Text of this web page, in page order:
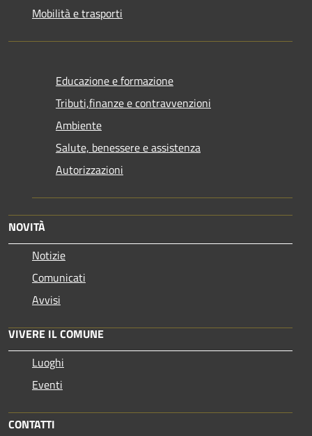
Mobilità e trasporti
Educazione e formazione
Tributi,finanze e contravvenzioni
Ambiente
Salute, benessere e assistenza
Autorizzazioni
NOVITÀ
Notizie
Comunicati
Avvisi
VIVERE IL COMUNE
Luoghi
Eventi
CONTATTI